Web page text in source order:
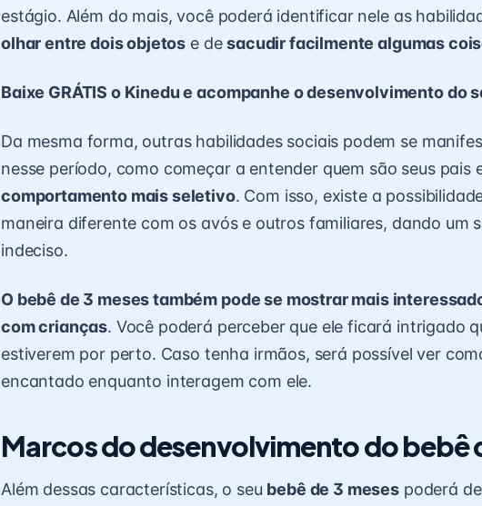
estágio. Além do mais, você poderá identificar nele as
olhar entre dois objetos e desacudir facilmente algumas
Baixe GRÁTIS o Kinedu e acompanhe o desenvolvimento do
Da mesma forma, outras habilidades sociais podem se
nesse período, como começar a entender quem são seus pais
comportamento mais seletivo. Com isso, existe a
maneira diferente com os avós e outros familiares, dando um
indeciso.
O bebê de 3 meses também pode se mostrar mais
com crianças. Você poderá perceber que ele ficará intrigado
estiverem por perto. Caso tenha irmãos, será possível ver
encantado enquanto interagem com ele.
Marcos do desenvolvimento do bebê
Além dessas características, o seu bebê de 3 meses poderá